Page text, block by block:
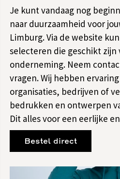
Je kunt vandaag nog
naar duurzaamheid voor
Limburg. Via de website
selecteren die geschikt zijn
onderneming. Neem
vragen. Wij hebben
organisaties, bedrijven of
bedrukken en ontwerpen
Dit alles voor een eerlijke
Bestel direct